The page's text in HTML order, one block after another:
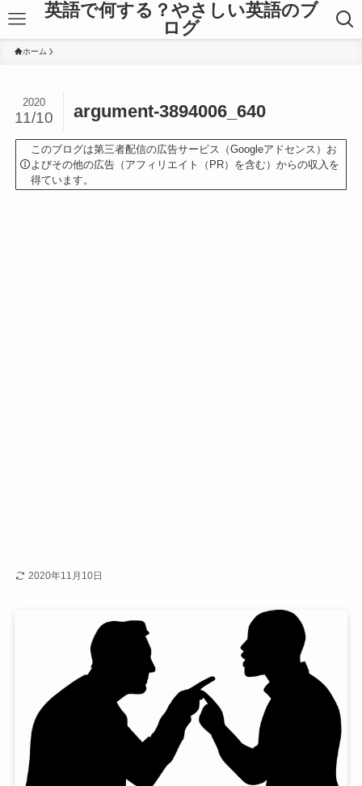
英語で何する？やさしい英語のブ
ログ
ホーム
argument-3894006_640
2020
11/10
このブログは第三者配信の広告サービス（Googleアドセンス）お
よびその他の広告（アフィリエイト（PR）を含む）からの収入を
得ています。
2020年11月10日